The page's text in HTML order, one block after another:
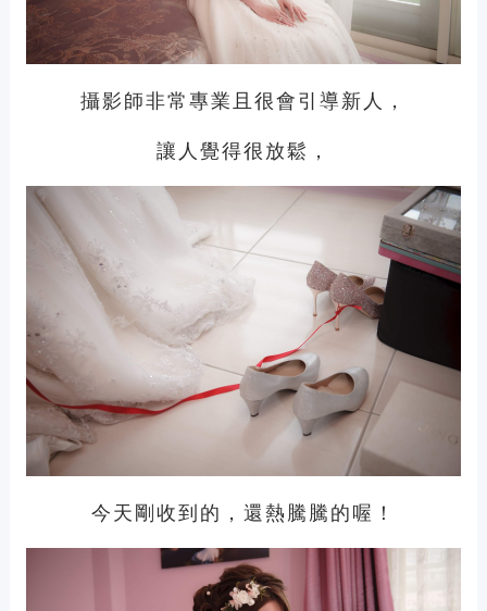
攝影師非常專業且很會引導新人，
讓人覺得很放鬆，
今天剛收到的，還熱騰騰的喔！